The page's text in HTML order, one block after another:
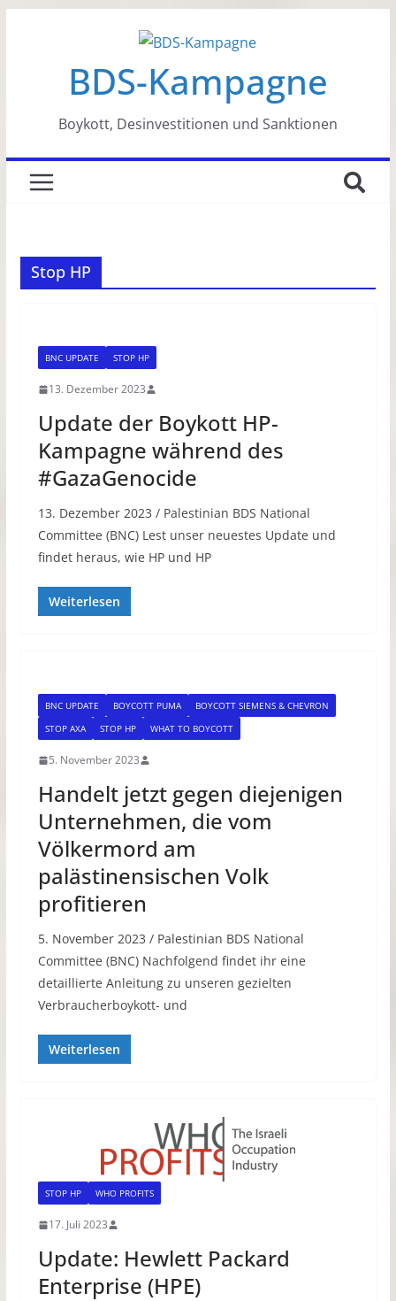
BDS-Kampagne
Boykott, Desinvestitionen und Sanktionen
Stop HP
BNC UPDATE STOP HP
13. Dezember 2023
Update der Boykott HP-
Kampagne während des
#GazaGenocide
13. Dezember 2023 / Palestinian BDS National
Committee (BNC) Lest unser neuestes Update und
findet heraus, wie HP und HP
Weiterlesen
BNC UPDATE BOYCOTT PUMA
BOYCOTT SIEMENS & CHEVRON
STOP AXA
STOP HP WHAT TO BOYCOTT
5. November 2023
Handelt jetzt gegen diejenigen
Unternehmen, die vom
Völkermord am
palästinensischen Volk
profitieren
5. November 2023 / Palestinian BDS National
Committee (BNC) Nachfolgend findet ihr eine
detaillierte Anleitung zu unseren gezielten
Verbraucherboykott- und
Weiterlesen
STOP HP WHO PROFITS
17. Juli 2023
Update: Hewlett Packard
Enterprise (HPE)